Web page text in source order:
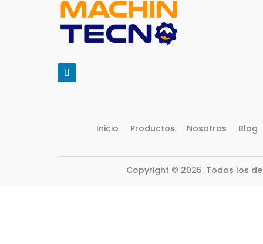
Inicio Productos Nosotros Blog
Copyright © 2025. Todos los